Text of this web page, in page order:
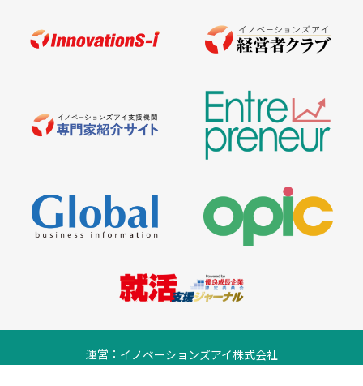
運営： イノベーションズアイ株式会社